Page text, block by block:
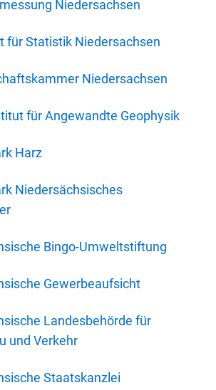
Niedersachsen
für Statistik Niedersachsen
Niedersachsen
für Angewandte Geophysik
Harz
Niedersächsisches
Bingo-Umweltstiftung
Gewerbeaufsicht
Landesbehörde für
und Verkehr
Staatskanzlei